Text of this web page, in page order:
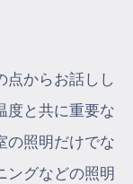
からお話しし
度と共に重要な
の照明だけでな
ングなどの照明